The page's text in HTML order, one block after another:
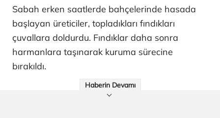
Sabah erken saatlerde bahçelerinde hasada
başlayan üreticiler, topladıkları fındıkları
çuvallara doldurdu. Fındıklar daha sonra
harmanlara taşınarak kuruma sürecine
bırakıldı.
Haberin Devamı